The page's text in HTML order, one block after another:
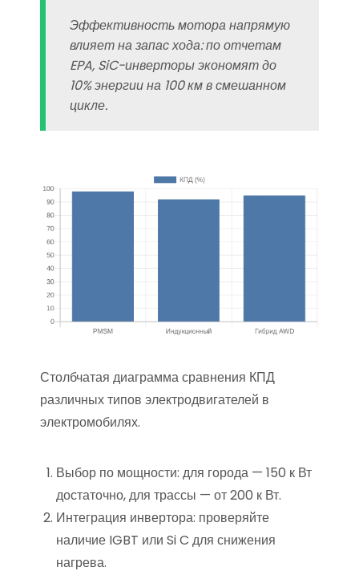
Эффективность мотора напрямую
влияет на запас хода: по отчетам
EPA, SiC-инверторы экономят до
10% энергии на 100 км в смешанном
цикле.
Столбчатая диаграмма сравнения КПД
различных типов электродвигателей в
электромобилях.
Выбор по мощности: для города — 150 к Вт
достаточно, для трассы — от 200 к Вт.
Интеграция инвертора: проверяйте
наличие IGBT или Si C для снижения
нагрева.